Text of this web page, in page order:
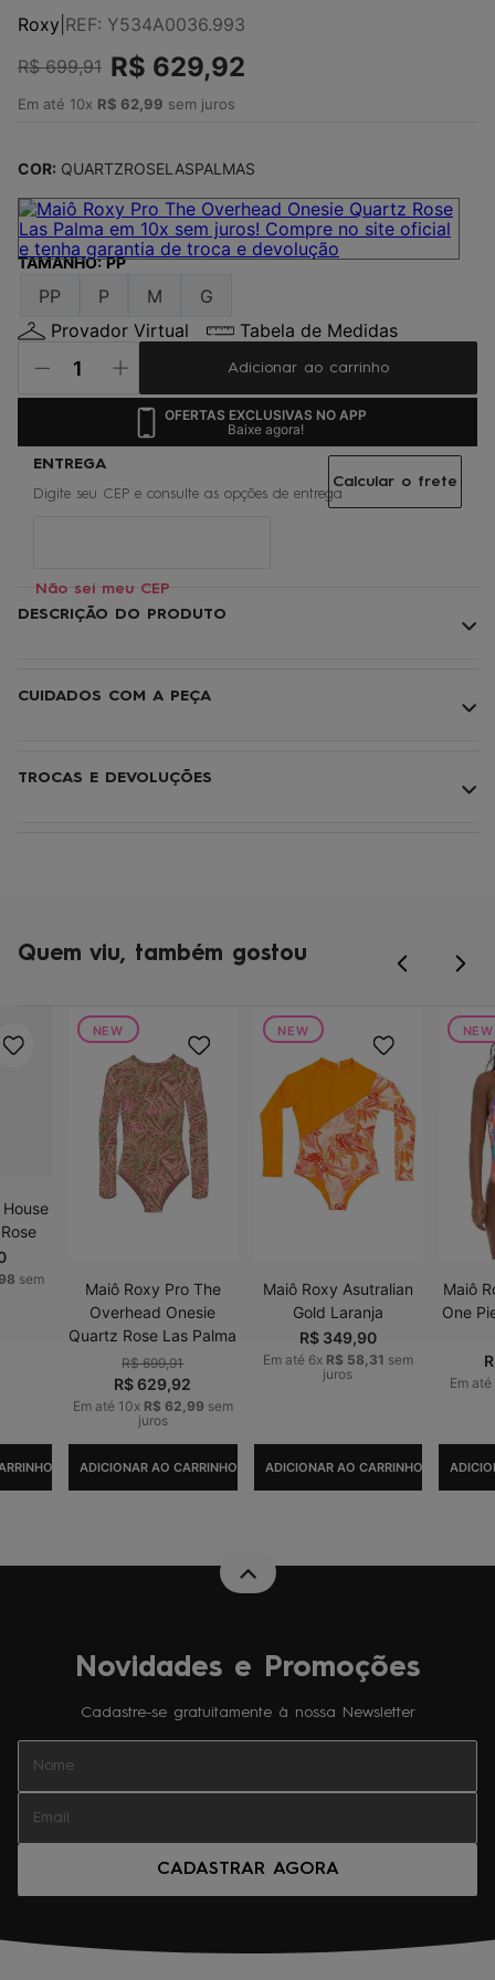
Roxy REF: Y534A0036.993
R$ 699,91 R$ 629,92
Em até 10x R$ 62 99 sem juros
COR: QUARTZROSELASPALMAS
TAMANHO: PP
PP P M
G
Provador Virtual
Tabela de Medidas
Adicionar ao carrinho
OFERTAS EXCLUSIVAS NO APP
Baixe agora!
Não sei meu CEP
Calcular o frete
DESCRIÇÃO DO PRODUTO
CUIDADOS COM A PEÇA
TROCAS E DEVOLUÇÕES
Quem viu, também gostou
sem
NEW
Maiô Roxy Pro The
Overhead Onesie
Quartz Rose Las Palma
R$ 699,91
R$629,92
Em até 10x R$ 62 99 sem
juros
ADICIONAR AO CARRINHO
NEW
Maiô Roxy Asutralian
Gold Laranja
R$ 349,90
Em até 6x R$ 58 31 sem
juros
ADICIONAR AO CARRINHO
NEW
Maiô
One
Em até
Novidades e Promoções
Cadastre-se gratuitamente à nossa Newsletter
CADASTRAR AGORA
boardshort
8º
vestido
9º
oculos
10º chinelo